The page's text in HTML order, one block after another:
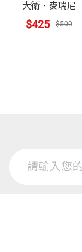
艾瑪．楊恩透
以實證為基礎
大衛．麥瑞尼
$425 $500